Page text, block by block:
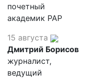
почетный
академик РАР
15 августа
Дмитрий Борисов
журналист,
ведущий